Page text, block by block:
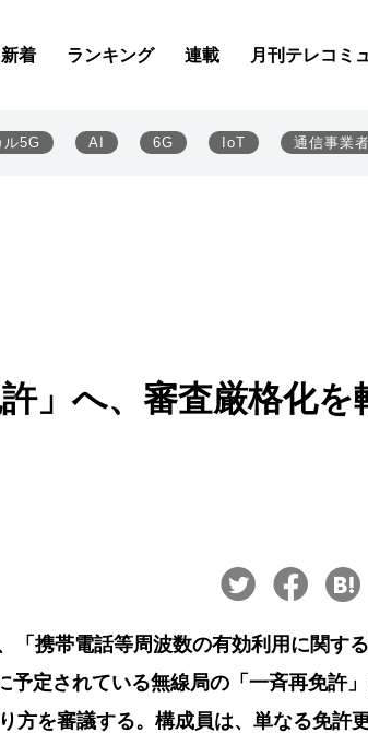
新着 ランキング 連載 月刊テレコミ
ル5G AI 6G IoT 通信事業
」へ、審査厳格化を
「携帯電話等周波数の有効利用に関す
定されている無線局の「一斉再免許」
方を審議する。構成員は、単なる免許